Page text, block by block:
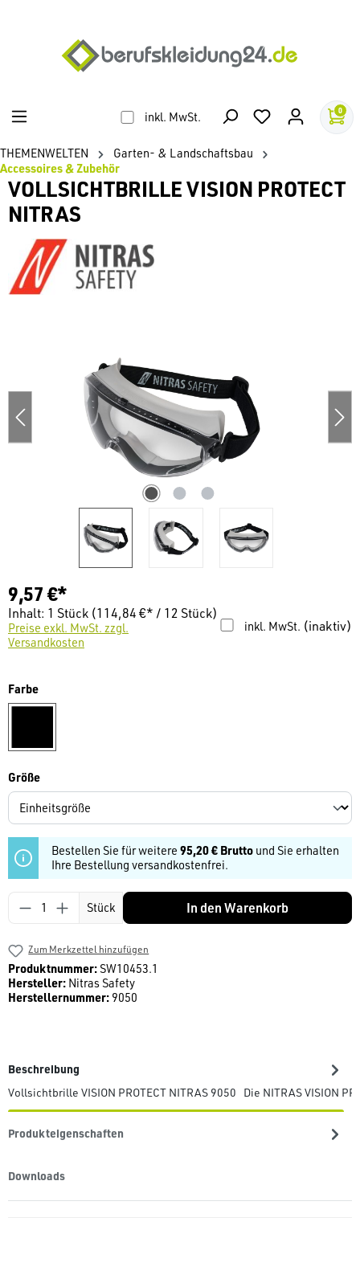
inkl. MwSt. 0
THEMENWELTEN
Garten- & Landschaftsbau
Accessoires & Zubehör
VOLLSICHTBRILLE VISION PROTECT
NITRAS
9,57 €*
Inhalt: 1 Stück (114,84 €* / 12 Stück)
inkl. MwSt. (inaktiv)
Preise exkl. MwSt. zzgl.
Versandkosten
Farbeauswählen
Größeauswählen
Bestellen Sie für weitere 95,20 € Brutto und Sie erhalten
Ihre Bestellung versandkostenfrei.
Produkt Anzahl: Gib den gewünschten Wert
Stück In den Warenkorb
Zum Merkzettel hinzufügen
Produktnummer:SW10453.1
Hersteller: Nitras Safety
Herstellernummer: 9050
Beschreibung
Vollsichtbrille VISION PROTECT NITRAS 9050 Die NITRAS VISION
Produkteigenschaften
Downloads